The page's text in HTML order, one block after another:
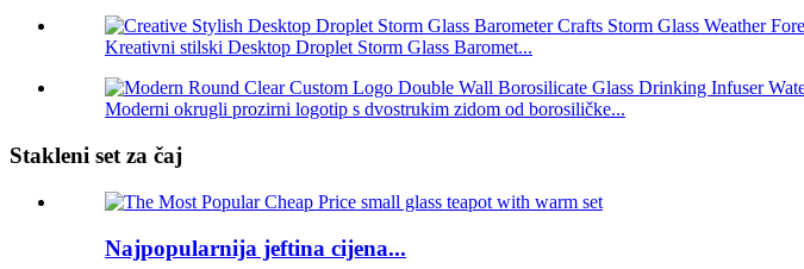
Kreativni stilski Desktop Droplet Storm Glass Baromet...
Moderni okrugli prozirni logotip s dvostrukim zidom od borosiličke...
Stakleni set za čaj
Najpopularnija jeftina cijena...